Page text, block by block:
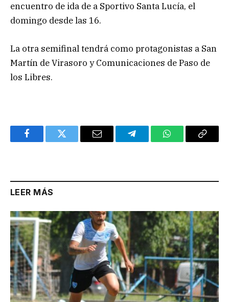
encuentro de ida de a Sportivo Santa Lucía, el
domingo desde las 16.
La otra semifinal tendrá como protagonistas a San
Martín de Virasoro y Comunicaciones de Paso de
los Libres.
FacebookTwitter Email TelegramWhatsAppCopy
LEER MÁS